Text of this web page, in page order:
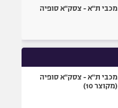
מכבי ת"א - צסק"א סופיה
מכבי ת"א - צסק"א סופיה
(מקוצר 10)